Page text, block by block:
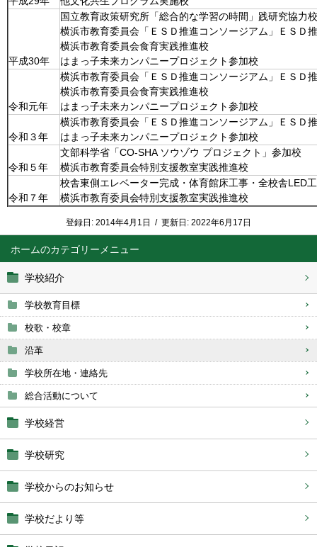
ホーム
学校紹介
学校教育目標
校歌・校章
沿革
学校所在地・連絡先
総合活動について
学校経営
学校研究
学校からのお知らせ
学校だより等
平成30年
国立教育政策研究所「総合的な学習の時間」践研究協力校
横浜市教育委員会「ＥＳＤ推進コンソージアム」ＥＳ
横浜市教育委員会食育実践推進校
はまっ子未来カンパニープロジェクト参加校
令和元年
横浜市教育委員会「ＥＳＤ推進コンソージアム」ＥＳ
横浜市教育委員会食育実践推進校
はまっ子未来カンパニープロジェクト参加校
令和３年
横浜市教育委員会「ＥＳＤ推進コンソージアム」ＥＳ
はまっ子未来カンパニープロジェクト参加校
令和５年
文部科学省「CO-SHA ソウゾウ プロジェクト」参加校
横浜市教育委員会特別支援教室実践推進校
令和７年
校舎東側エレベーター完成・体育館床工事・全校舎LED
横浜市教育委員会特別支援教室実践推進校
登録日: 2014年4月1日 / 更新日: 2022年6月17日